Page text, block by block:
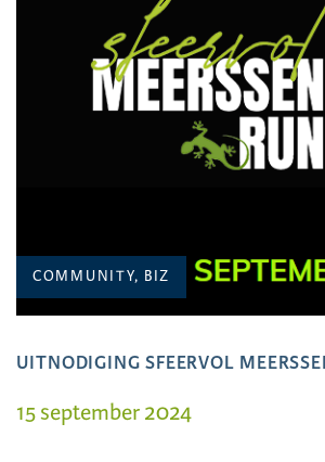
COMMUNITY, BIZ
UITNODIGING SFEERVOL
15 september 2024